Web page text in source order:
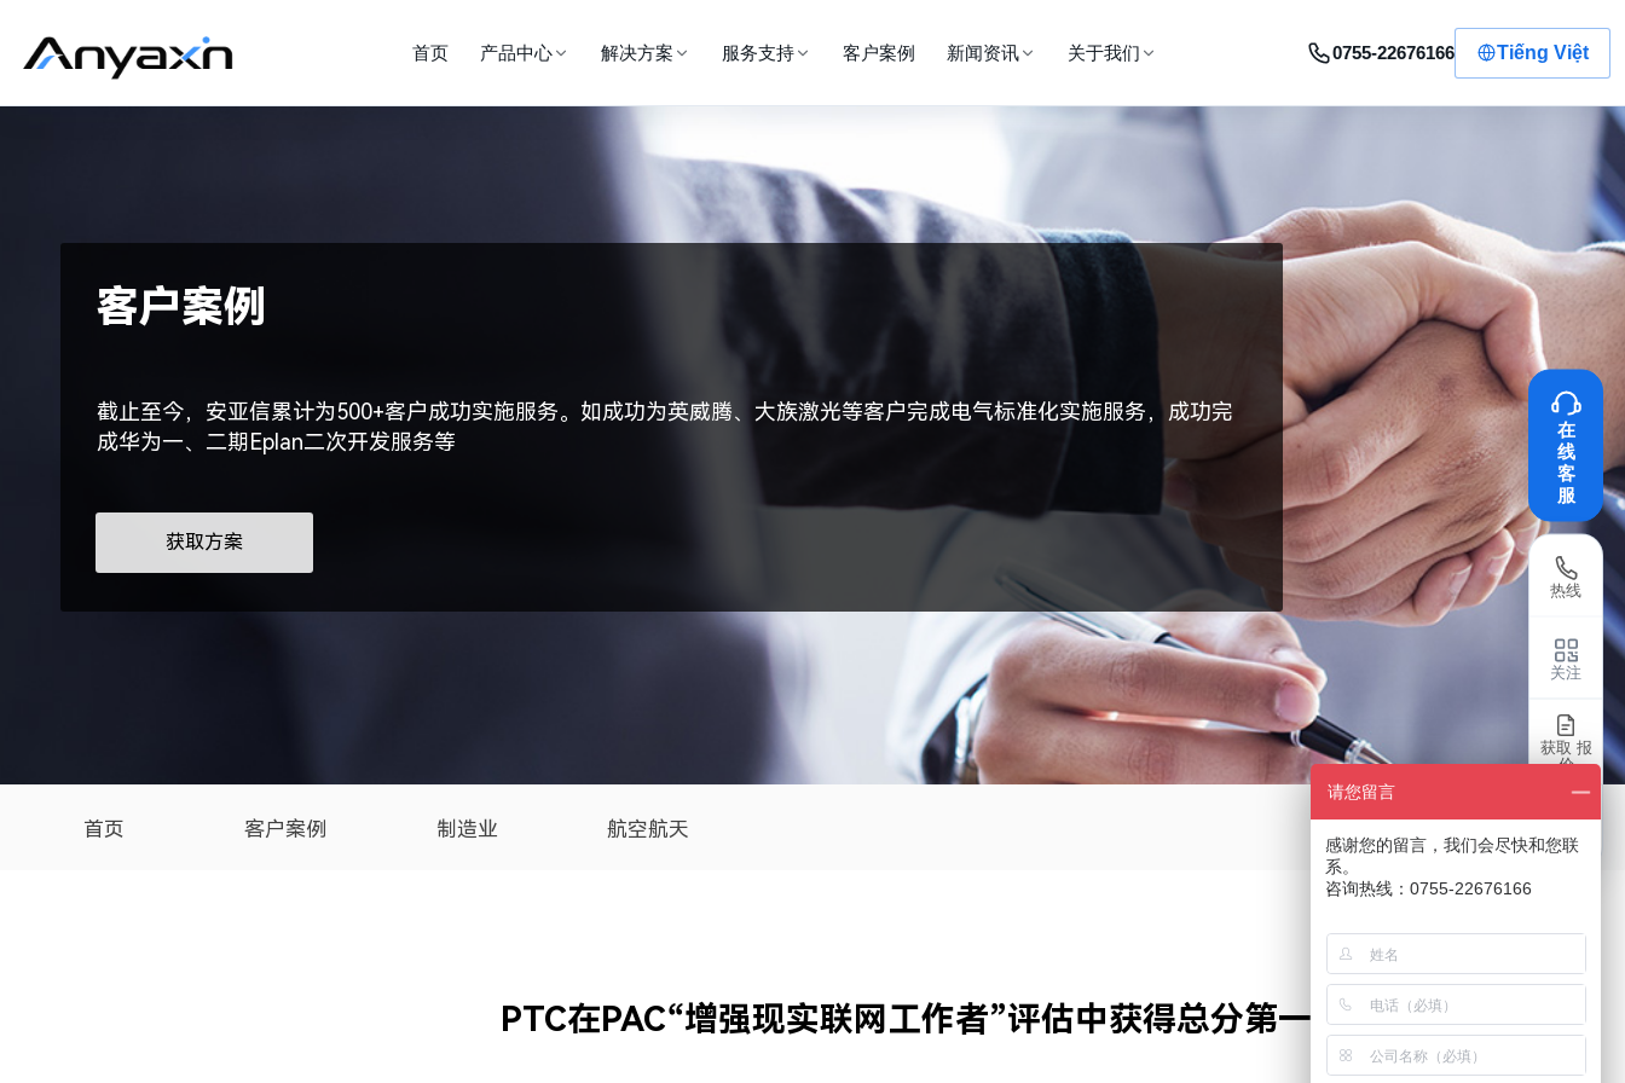
客户案例
截止至今，安亚信累计为500+客户成功实施服务。 如成功为英威腾、大族激光等客户完成电气标准化实施服务，成功完
成华为一、二期Eplan二次开发服务等
获取方案
首页 客户案例 制造业 航空航天
PTC在PAC“增强现实联网工作者”评估中获得总分第一
首页 产品中心 解决方案 服务支持 客户案例 新闻资讯 关于我们 0755-22676166 Tiếng Việt
在
线
客
服
热线
关注
获取 报
价
返回
请您留言
感谢您的留言，我们会尽快和您联
系。
咨询热线：0755-22676166